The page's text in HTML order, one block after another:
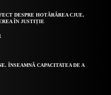
DESPRE HOTĂRÂREA CJUE,
ÎN JUSTIȚIE
ÎNSEAMNĂ CAPACITATEA DE A